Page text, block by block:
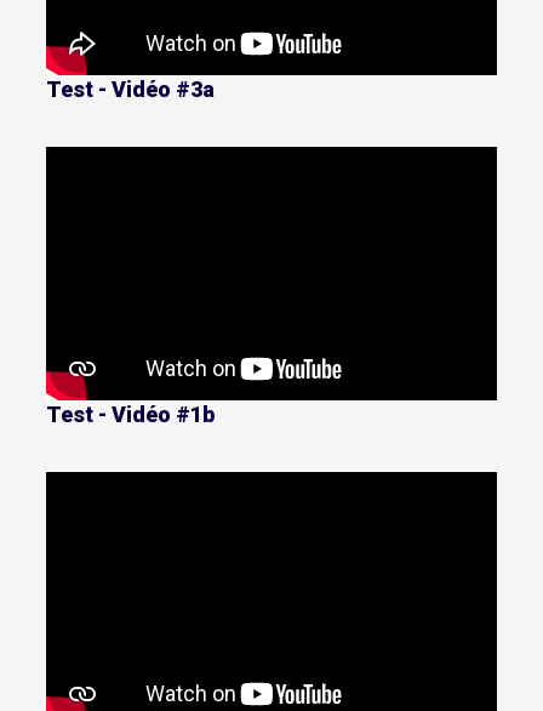
Test - Vidéo #3a
Test - Vidéo #1b